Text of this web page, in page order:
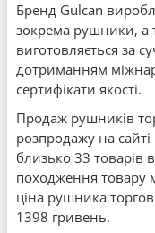
Бренд Gulcan
зокрема рушники, а
виготовляється за
дотриманням
сертифікати якості.
Продаж рушників
розпродажу на
близько 33 товарів
походження товару
ціна рушника
1398 гривень.